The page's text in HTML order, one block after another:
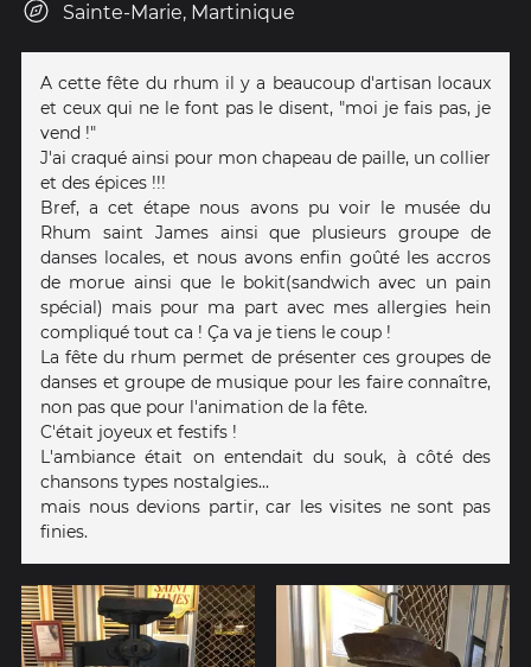
Sainte-Marie, Martinique
A cette fête du rhum il y a beaucoup d'artisan locaux
et ceux qui ne le font pas le disent, "moi je fais pas, je
vend !"
J'ai craqué ainsi pour mon chapeau de paille, un collier
et des épices !!!
Bref, a cet étape nous avons pu voir le musée du
Rhum saint James ainsi que plusieurs groupe de
danses locales, et nous avons enfin goûté les accros
de morue ainsi que le bokit(sandwich avec un pain
spécial) mais pour ma part avec mes allergies hein
compliqué tout ca ! Ça va je tiens le coup !
La fête du rhum permet de présenter ces groupes de
danses et groupe de musique pour les faire connaître,
non pas que pour l'animation de la fête.
C'était joyeux et festifs !
L'ambiance était on entendait du souk, à côté des
chansons types nostalgies...
mais nous devions partir, car les visites ne sont pas
finies.